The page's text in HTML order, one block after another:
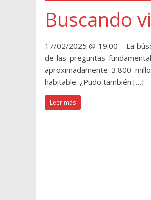
Buscando
17/02/2025 @ 19:00 – La
de las preguntas
aproximadamente 3.800
habitable. ¿Pudo también […]
Leer más